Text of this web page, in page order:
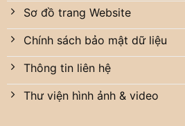
Sơ đồ trang Website
Chính sách bảo mật dữ liệu
Thông tin liên hệ
Thư viện hình ảnh & video